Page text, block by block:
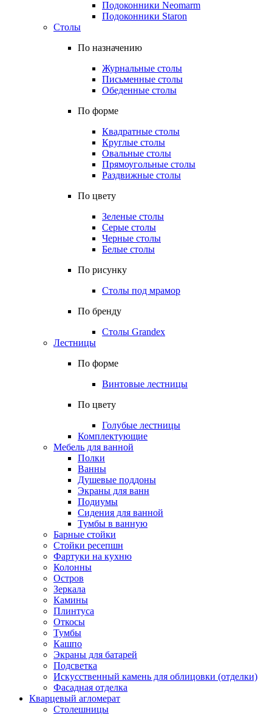
Подоконники Neomarm
Подоконники Staron
Столы
По назначению
Журнальные столы
Письменные столы
Обеденные столы
По форме
Квадратные столы
Круглые столы
Овальные столы
Прямоугольные столы
Раздвижные столы
По цвету
Зеленые столы
Серые столы
Черные столы
Белые столы
По рисунку
Столы под мрамор
По бренду
Столы Grandex
Лестницы
По форме
Винтовые лестницы
По цвету
Голубые лестницы
Комплектующие
Мебель для ванной
Полки
Ванны
Душевые поддоны
Экраны для ванн
Подиумы
Сидения для ванной
Тумбы в ванную
Барные стойки
Стойки ресепшн
Фартуки на кухню
Колонны
Остров
Зеркала
Камины
Плинтуса
Откосы
Тумбы
Кашпо
Экраны для батарей
Подсветка
Искусственный камень для облицовки (отделки)
Фасадная отделка
Кварцевый агломерат
Столешницы